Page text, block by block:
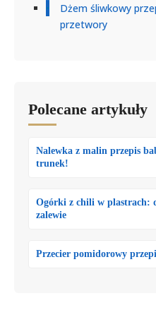
Dżem śliwkowy
przetwory
Polecane artykuły
Nalewka z malin przepis
trunek!
Ogórki z chili w plastrach:
zalewie
Przecier pomidorowy